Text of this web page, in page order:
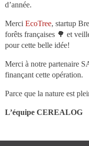
d’année.
Merci EcoTree, startup
forêts françaises 🌳 et
pour cette belle idée!
Merci à notre partenaire
finançant cette opération.
Parce que la nature est
L’équipe CEREALOG